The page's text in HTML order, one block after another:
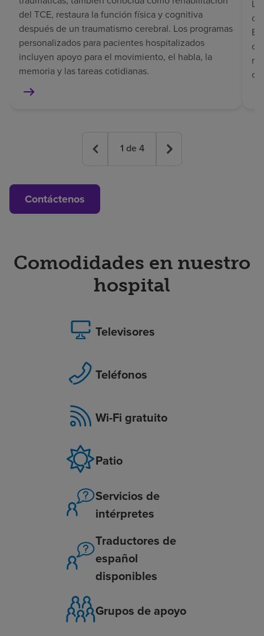
del TCE, restaura la función física y cognitiva
después de un traumatismo cerebral. Los programas
personalizados para pacientes hospitalizados
incluyen apoyo para el movimiento, el habla, la
memoria y las tareas cotidianas.
El
1 de 4
Contáctenos
Comodidades en nuestro
hospital
Televisores
Teléfonos
Wi-Fi gratuito
Patio
Servicios de
intérpretes
Traductores de
español
disponibles
Grupos de apoyo